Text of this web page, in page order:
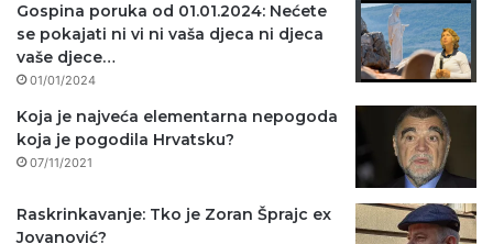
Gospina poruka od 01.01.2024: Nećete
se pokajati ni vi ni vaša djeca ni djeca
vaše djece…
01/01/2024
Koja je najveća elementarna nepogoda
koja je pogodila Hrvatsku?
07/11/2021
Raskrinkavanje: Tko je Zoran Šprajc ex
Jovanović?